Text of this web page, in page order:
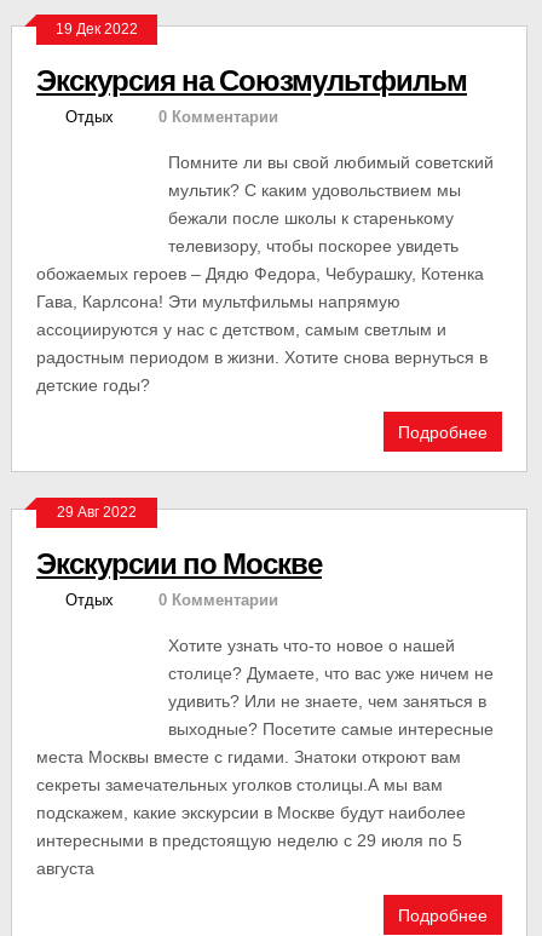
19 Дек 2022
Экскурсия на Союзмультфильм
Отдых 0 Комментарии
Помните ли вы свой любимый советский
мультик? С каким удовольствием мы
бежали после школы к старенькому
телевизору, чтобы поскорее увидеть
обожаемых героев – Дядю Федора, Чебурашку, Котенка
Гава, Карлсона! Эти мультфильмы напрямую
ассоциируются у нас с детством, самым светлым и
радостным периодом в жизни. Хотите снова вернуться в
детские годы?
Подробнее
29 Авг 2022
Экскурсии по Москве
Отдых 0 Комментарии
Хотите узнать что-то новое о нашей
столице? Думаете, что вас уже ничем не
удивить? Или не знаете, чем заняться в
выходные? Посетите самые интересные
места Москвы вместе с гидами. Знатоки откроют вам
секреты замечательных уголков столицы.А мы вам
подскажем, какие экскурсии в Москве будут наиболее
интересными в предстоящую неделю с 29 июля по 5
августа
Подробнее